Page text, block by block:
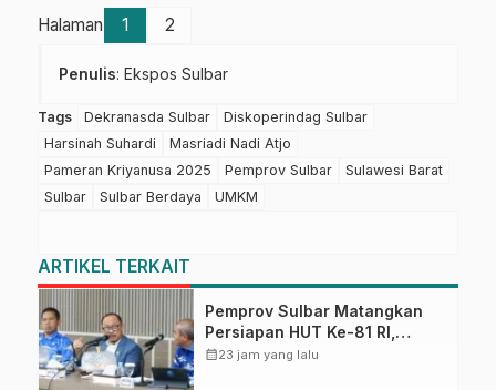
Halaman 1 2
Penulis: Ekspos Sulbar
Tags Dekranasda Sulbar
Diskoperindag Sulbar
Harsinah Suhardi
Masriadi Nadi Atjo
Pameran Kriyanusa 2025
Pemprov Sulbar
Sulawesi Barat
Sulbar
Sulbar Berdaya UMKM
ARTIKEL TERKAIT
Pemprov Sulbar Matangkan
Persiapan HUT Ke-81 RI,
Puncak Upacara di Lapangan
calendar_month23 jam yang lalu